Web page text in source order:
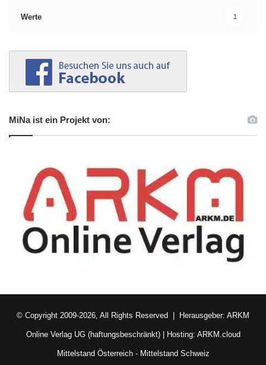
Werte 1
MiNa ist ein Projekt von:
© Copyright 2009-2026, All Rights Reserved | Herausgeber: ARKM
Online Verlag UG (haftungsbeschränkt)| Hosting: ARKM.cloud
Mittelstand Österreich- Mittelstand Schweiz